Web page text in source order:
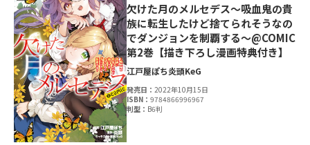
欠けた月のメルセデス～吸血鬼の貴
族に転生したけど捨てられそうなの
でダンジョンを制覇する～@COMIC
第2巻【描き下ろし漫画特典付き】
江戸屋ぽち炎頭KeG
発売日：2022年10月15日
ISBN：9784866996967
判型： B6判